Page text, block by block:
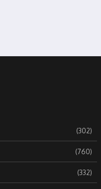
(302)
(760)
(332)